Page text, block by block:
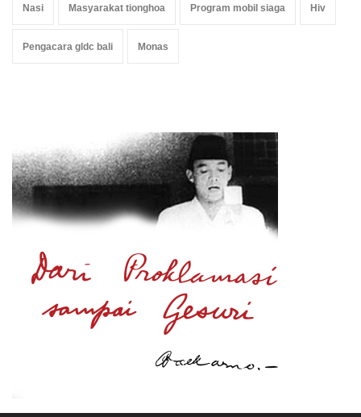
Nasi Masyarakat tionghoa Program mobil siaga Hiv
Pengacara gldc bali Monas